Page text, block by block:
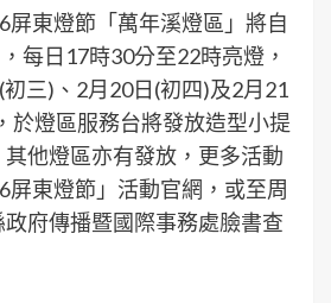
屏東燈節「萬年溪燈區」將自
每日17時30分至22時亮燈，
三)、2月20日(初四)及2月21
於燈區服務台將發放造型小提
他燈區亦有發放，更多活動
屏東燈節」活動官網，或至周
府傳播暨國際事務處臉書查